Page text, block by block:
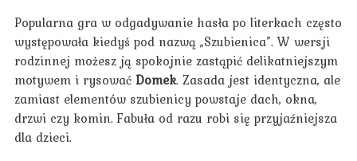
Popularna gra w odgadywanie hasła po literkach często
występowała kiedyś pod nazwą „Szubienica”. W wersji
rodzinnej możesz ją spokojnie zastąpić delikatniejszym
motywem i rysować Domek. Zasada jest identyczna, ale
zamiast elementów szubienicy powstaje dach, okna,
drzwi czy komin. Fabuła od razu robi się przyjaźniejsza
dla dzieci.